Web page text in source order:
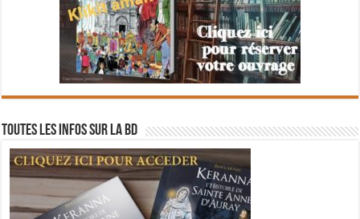
Toutes les infos sur la BD